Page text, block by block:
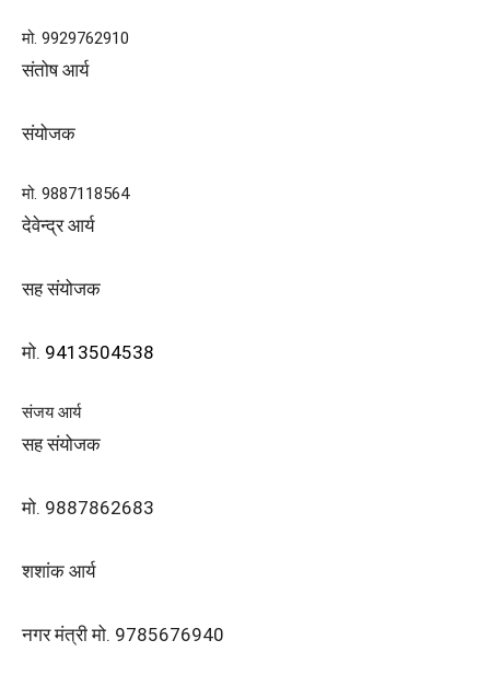
मो. 9929762910
संतोष आर्य
संयोजक
मो. 9887118564
देवेन्द्र आर्य
सह संयोजक
मो. 9413504538
संजय आर्य
सह संयोजक
मो. 9887862683
शशांक आर्य
नगर मंत्री मो. 9785676940